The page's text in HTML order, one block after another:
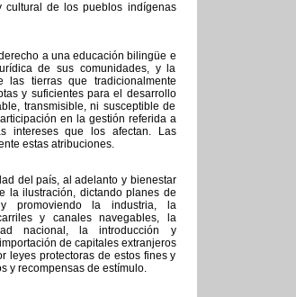
cultural de los pueblos indígenas
a una educación bilingüe e
de sus comunidades, y la
las tierras que tradicionalmente
y suficientes para el desarrollo
transmisible, ni susceptible de
en la gestión referida a
intereses que los afectan. Las
estas atribuciones.
del país, al adelanto y bienestar
la ilustración, dictando planes de
promoviendo la industria, la
y canales navegables, la
nacional, la introducción y
de capitales extranjeros
leyes protectoras de estos fines y
y recompensas de estímulo.